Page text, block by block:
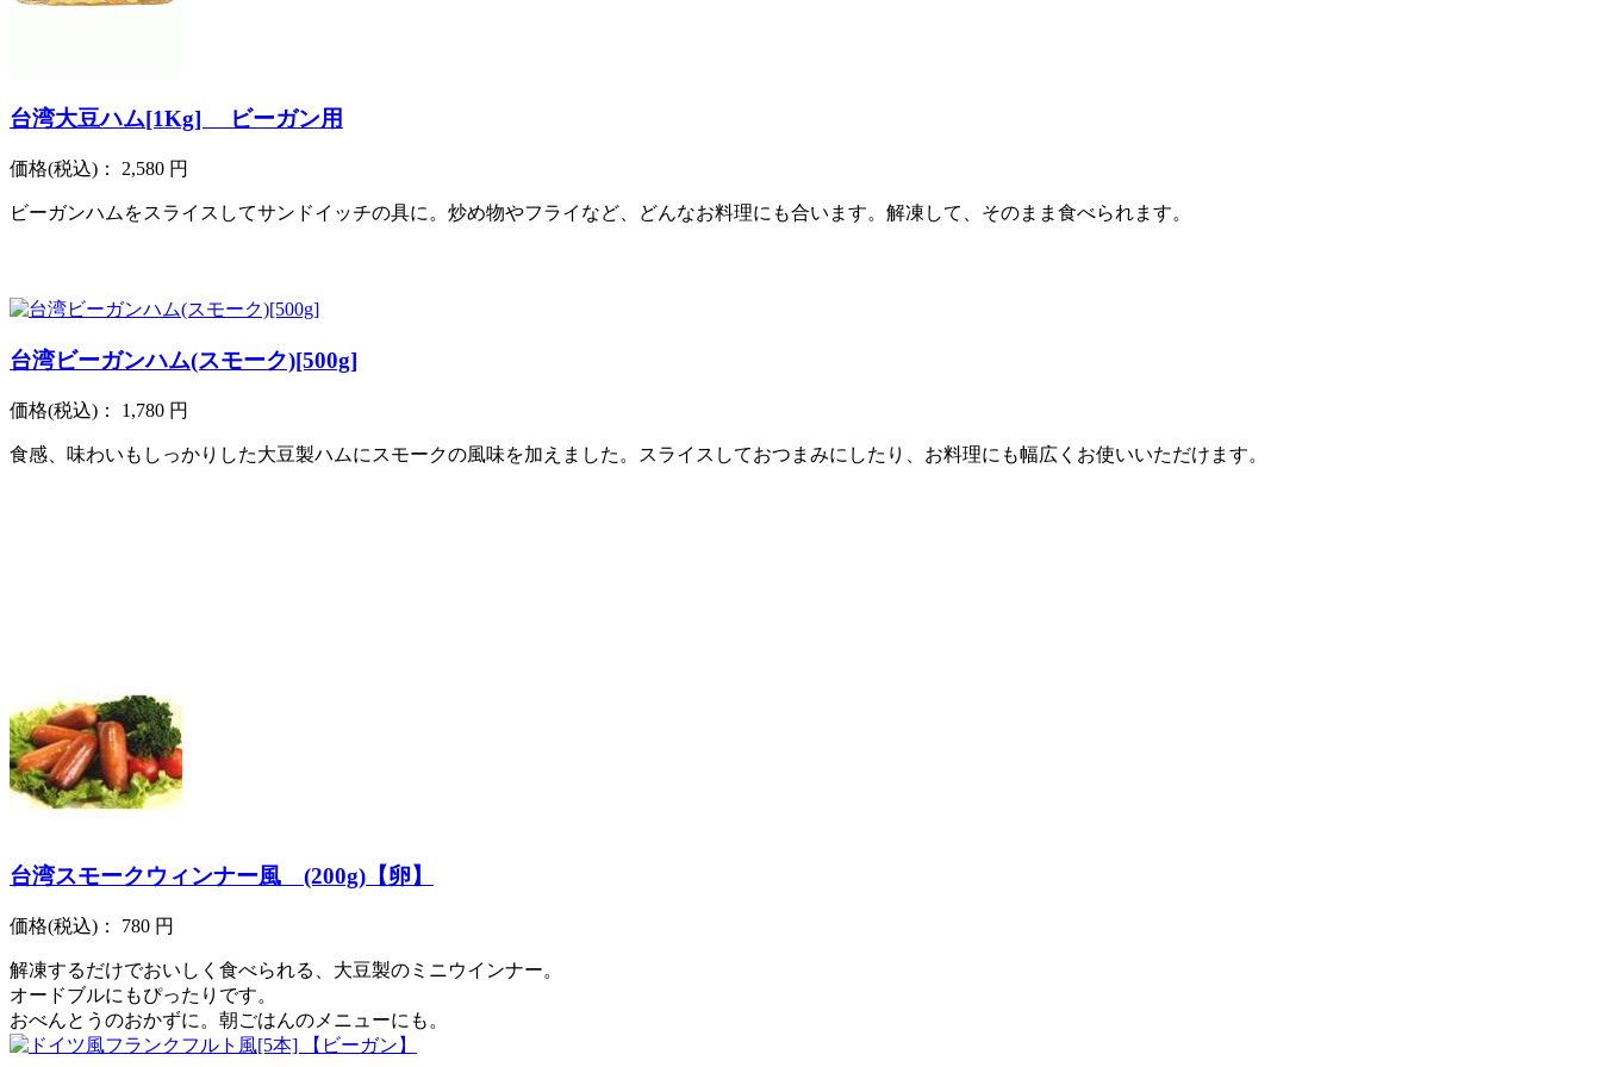
台湾大豆ハム[1Kg] ビーガン用
価格(税込) ： 2,580 円
ビーガンハムをスライスしてサンドイッチの具に。炒め物やフライなど、どんなお料理にも合います。解凍して、そのまま食べられます。
台湾ビーガンハム(スモーク)[500g]
価格(税込) ： 1,780 円
食感、味わいもしっかりした大豆製ハムにスモークの風味を加えました。スライスしておつまみにしたり、お料理にも幅広くお使いいただけます。
台湾スモークウィンナー風 (200g)【卵】
価格(税込) ： 780 円
解凍するだけでおいしく食べられる、大豆製のミニウインナー。
オードブルにもぴったりです。
おべんとうのおかずに。朝ごはんのメニューにも。